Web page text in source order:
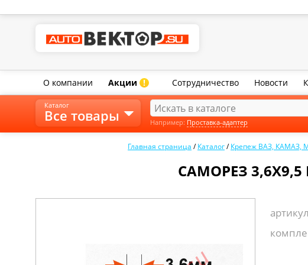
О компании Акции ! Сотрудничество Новости
Главная страница /Каталог/Крепеж ВАЗ, КАМАЗ,
САМОРЕЗ 3,6Х9,5
Каталог
Все товары Например: Проставка-адаптер